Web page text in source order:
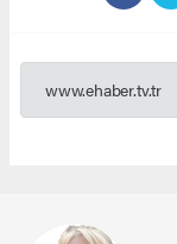
www.ehaber.tv.tr